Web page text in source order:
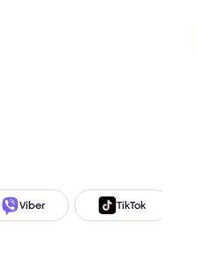
Viber TikTok